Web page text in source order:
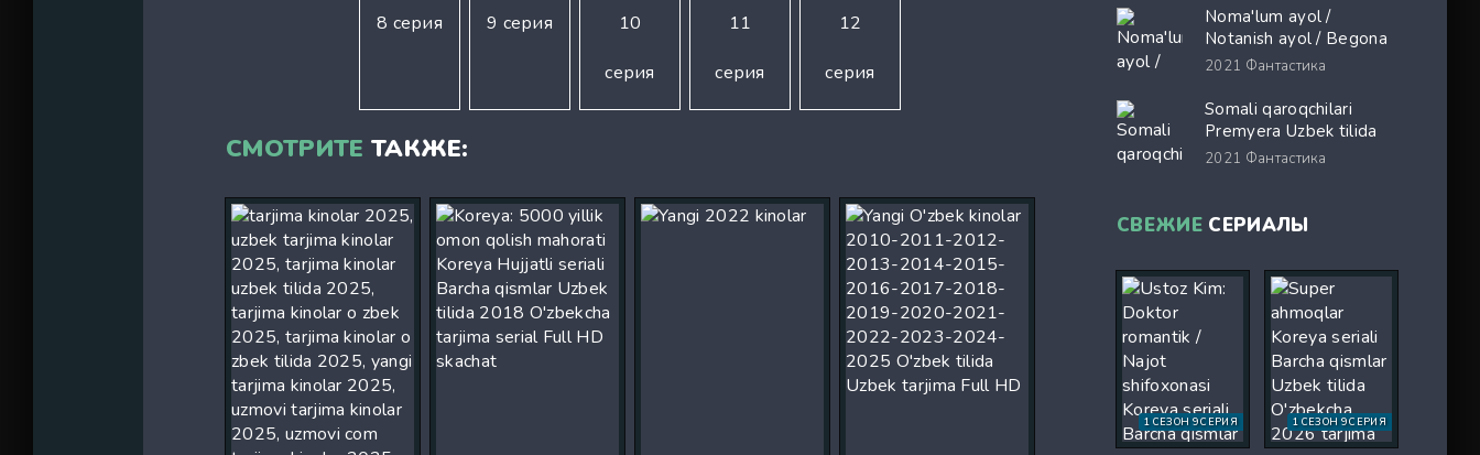
8 серия 9 серия 10
серия
11
серия
12
серия
СМОТРИТЕ ТАКЖЕ:
O'zbekcha 2026 tarjima
kino Full HD tas-ix
skachat
Noma'lum ayol /
Notanish ayol / Begona
ayol Ispaniya filmi Uzbek
tarjima kino Full HD tas-
ix skachat
2021 Фантастика
Somali qaroqchilari
Premyera Uzbek tilida
O'zbekcha 2017 tarjima
2021 Фантастика
СВЕЖИЕСЕРИАЛЫ
1 СЕЗОН 9 СЕРИЯ 1 СЕЗОН 9 СЕРИЯ